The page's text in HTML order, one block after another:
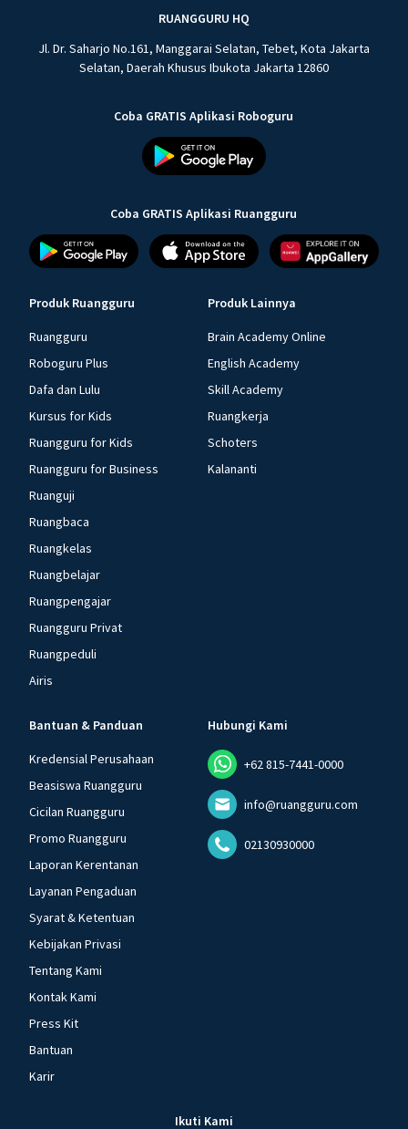
RUANGGURU HQ
Jl. Dr. Saharjo No.161, Manggarai Selatan, Tebet, Kota Jakarta
Selatan, Daerah Khusus Ibukota Jakarta 12860
Coba GRATIS Aplikasi Roboguru
Coba GRATIS Aplikasi Ruangguru
Produk Ruangguru
Ruangguru
Roboguru Plus
Dafa dan Lulu
Kursus for Kids
Ruangguru for Kids
Ruangguru for Business
Ruanguji
Ruangbaca
Ruangkelas
Ruangbelajar
Ruangpengajar
Ruangguru Privat
Ruangpeduli
Airis
Produk Lainnya
Brain Academy Online
English Academy
Skill Academy
Ruangkerja
Schoters
Kalananti
Bantuan & Panduan
Kredensial Perusahaan
Beasiswa Ruangguru
Cicilan Ruangguru
Promo Ruangguru
Laporan Kerentanan
Layanan Pengaduan
Syarat & Ketentuan
Kebijakan Privasi
Tentang Kami
Kontak Kami
Press Kit
Bantuan
Karir
Hubungi Kami
+62 815-7441-0000
info@ruangguru.com
02130930000
Ikuti Kami